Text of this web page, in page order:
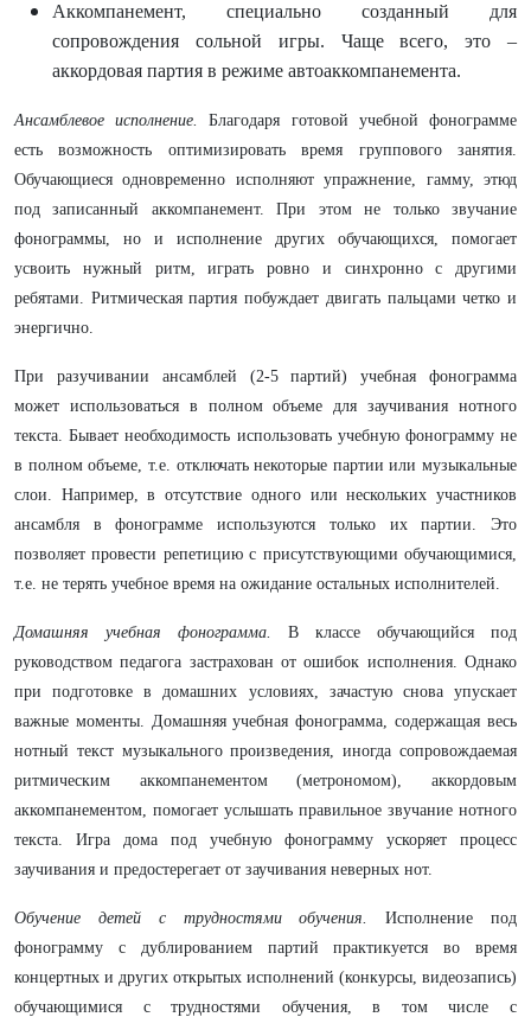
Аккомпанемент, специально созданный для
сопровождения сольной игры. Чаще всего, это –
аккордовая партия в режиме автоаккомпанемента.
Ансамблевое исполнение.
Благодаря готовой учебной фонограмме
есть возможность оптимизировать время группового занятия.
Обучающиеся одновременно исполняют упражнение, гамму, этюд
под записанный аккомпанемент. При этом не только звучание
фонограммы, но и исполнение других обучающихся, помогает
усвоить нужный ритм, играть ровно и синхронно с другими
ребятами. Ритмическая партия побуждает двигать пальцами четко и
энергично.
При разучивании ансамблей (2-5 партий) учебная фонограмма
может использоваться в полном объеме для заучивания нотного
текста. Бывает необходимость использовать учебную фонограмму не
в полном объеме, т.е. отключать некоторые партии или музыкальные
слои. Например, в отсутствие одного или нескольких участников
ансамбля в фонограмме используются только их партии. Это
позволяет провести репетицию с присутствующими обучающимися,
т.е. не терять учебное время на ожидание остальных исполнителей.
Домашняя учебная фонограмма.
В классе обучающийся под
руководством педагога застрахован от ошибок исполнения. Однако
при подготовке в домашних условиях, зачастую снова упускает
важные моменты. Домашняя учебная фонограмма, содержащая весь
нотный текст музыкального произведения, иногда сопровождаемая
ритмическим аккомпанементом (метрономом), аккордовым
аккомпанементом, помогает услышать правильное звучание нотного
текста. Игра дома под учебную фонограмму ускоряет процесс
заучивания и предостерегает от заучивания неверных нот.
Обучение детей с трудностями обучения.Исполнение под
фонограмму с дублированием партий практикуется во время
концертных и других открытых исполнений (конкурсы, видеозапись)
обучающимися с трудностями обучения, в том числе с